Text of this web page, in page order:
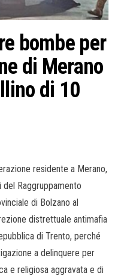
bombe per
di Merano
di 10
residente a Merano,
Raggruppamento
di Bolzano al
distrettuale antimafia
di Trento, perché
a delinquere per
e religiosa aggravata e di